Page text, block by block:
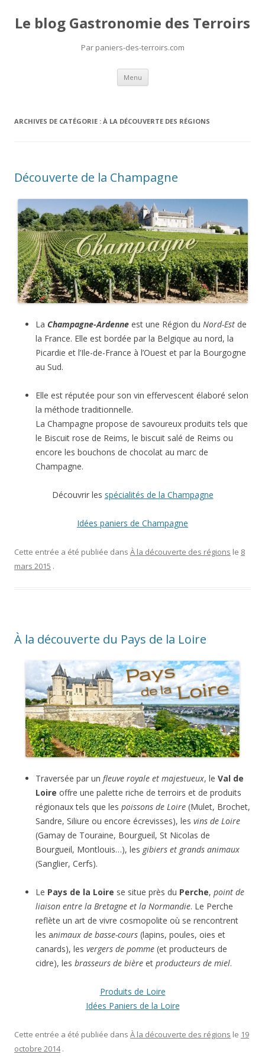
Le blog Gastronomie des Terroirs
Par paniers-des-terroirs.com
Menu Aller
contenu
ARCHIVES DE CATÉGORIE : À LA DÉCOUVERTE DES RÉGIONS
Découverte de la Champagne
La Champagne-Ardenne est une Région du Nord-Est de
la France. Elle est bordée par la Belgique au nord, la
Picardie et l’Ile-de-France à l’Ouest et par la Bourgogne
au Sud.
Elle est réputée pour son vin effervescent élaboré selon
la méthode traditionnelle.
La Champagne propose de savoureux produits tels que
le Biscuit rose de Reims, le biscuit salé de Reims ou
encore les bouchons de chocolat au marc de
Champagne.
Découvrir les spécialités de la Champagne
Idées paniers de Champagne
Cette entrée a été publiée dans À la découverte des régions le 8
mars 2015 .
À la découverte du Pays de la Loire
Traversée par un fleuve royale et majestueux, le Val de
Loire offre une palette riche de terroirs et de produits
régionaux tels que les poissons de Loire (Mulet, Brochet,
Sandre, Siliure ou encore écrevisses), les vins de Loire
(Gamay de Touraine, Bourgueil, St Nicolas de
Bourgueil, Montlouis…), les gibiers et grands animaux
(Sanglier, Cerfs).
Le Pays de la Loire se situe près du Perche, point de
liaison entre la Bretagne et la Normandie. Le Perche
reflète un art de vivre cosmopolite où se rencontrent
les animaux de basse-cours (lapins, poules, oies et
canards), les vergers de pomme (et producteurs de
cidre), les brasseurs de bière et producteurs de miel.
Produits de Loire
Idées Paniers de la Loire
Cette entrée a été publiée dans À la découverte des régions le 19
octobre 2014 .